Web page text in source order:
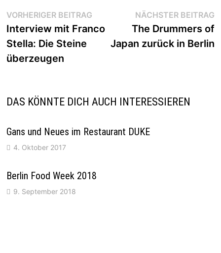
Beitragsnavigation
VORHERIGER BEITRAGVorheriger
Beitrag:
Interview mit Franco
Stella: Die Steine
überzeugen
NÄCHSTER BEITRAG
The Drummers of
Japan zurück in Berlin
DAS KÖNNTE DICH AUCH INTERESSIEREN
Gans und Neues im Restaurant DUKE
4. Oktober 2017
Berlin Food Week 2018
9. September 2018